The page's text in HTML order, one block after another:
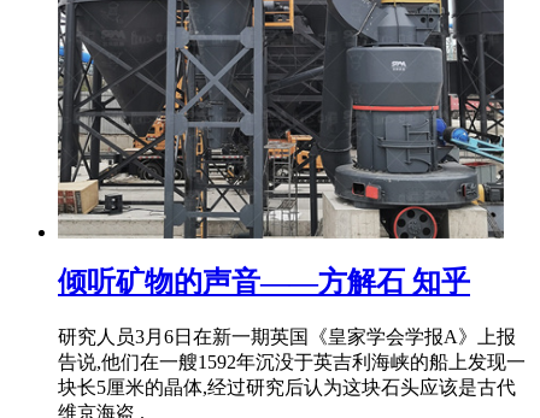
倾听矿物的声音——方解石 知乎
研究人员3月6日在新一期英国《皇家学会学报A》上报
告说,他们在一艘1592年沉没于英吉利海峡的船上发现一
块长5厘米的晶体,经过研究后认为这块石头应该是古代
维京海盗 .